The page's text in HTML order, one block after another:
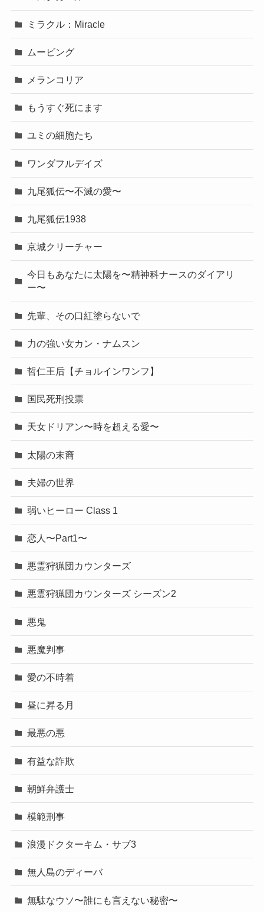
ミラクル：Miracle
ムービング
メランコリア
もうすぐ死にます
ユミの細胞たち
ワンダフルデイズ
九尾狐伝〜不滅の愛〜
九尾狐伝1938
京城クリーチャー
今日もあなたに太陽を〜精神科ナースのダイアリ
ー〜
先輩、その口紅塗らないで
力の強い女カン・ナムスン
哲仁王后【チョルインワンフ】
国民死刑投票
天女ドリアン〜時を超える愛〜
太陽の末裔
夫婦の世界
弱いヒーロー Class 1
恋人〜Part1〜
悪霊狩猟団カウンターズ
悪霊狩猟団カウンターズ シーズン2
悪鬼
悪魔判事
愛の不時着
昼に昇る月
最悪の悪
有益な詐欺
朝鮮弁護士
模範刑事
浪漫ドクターキム・サブ3
無人島のディーバ
無駄なウソ〜誰にも言えない秘密〜